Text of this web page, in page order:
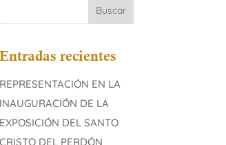
Entradas recientes
REPRESENTACIÓN EN LA
INAUGURACIÓN DE LA
EXPOSICIÓN DEL SANTO
CRISTO DEL PERDÓN